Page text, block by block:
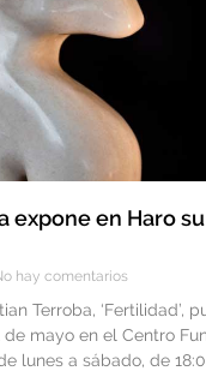
expone en Haro
hay comentarios
Terroba, ‘Fertilidad’,
de mayo en el Centro
lunes a sábado, de